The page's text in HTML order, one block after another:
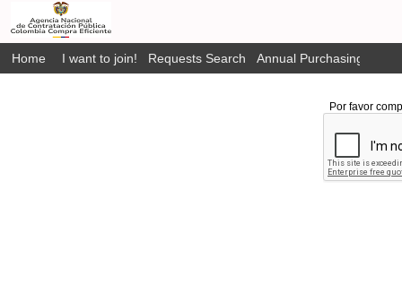
Home I want to join! Requests Search Annual Purchasing Plan
Por favor